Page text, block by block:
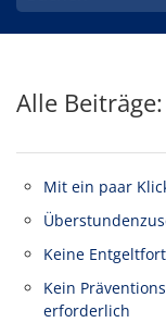
Alle Beiträge:
Mit ein paar
Keine
Kein
erforderlich